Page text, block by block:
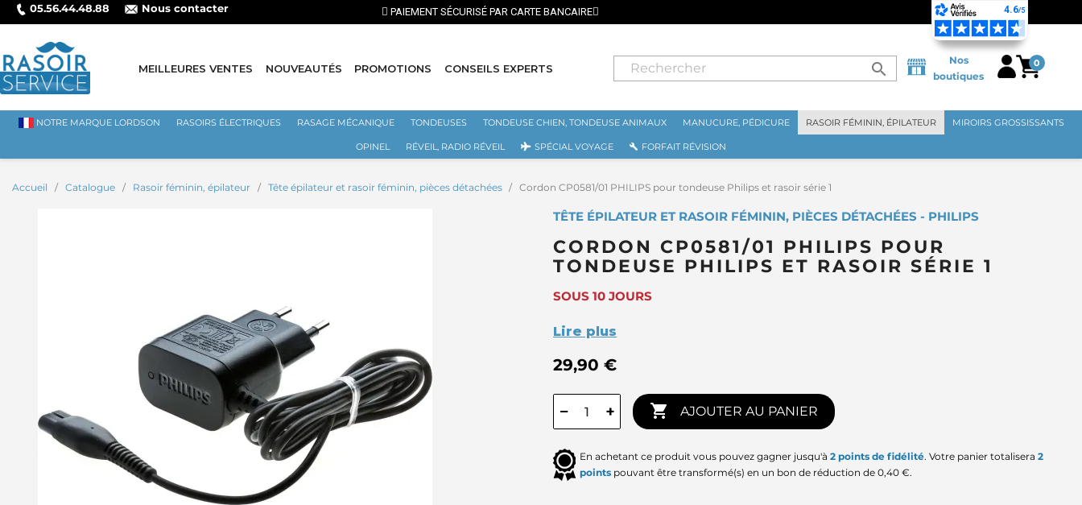
05.56.44.48.88 Nous contacter ⭐ LIVRAISON GRATUITE EN FRANCE MÉTROPOLITAINE DÈS 70€ ⭐
MEILLEURES VENTES NOUVEAUTÉS PROMOTIONS CONSEILS EXPERTS search
Nos
boutiques
0
NOTRE MARQUE LORDSON RASOIRS ÉLECTRIQUES RASAGE MÉCANIQUE TONDEUSES TONDEUSE CHIEN, TONDEUSE ANIMAUX MANUCURE, PÉDICURE RASOIR FÉMININ, ÉPILATEUR MIROIRS GROSSISSANTS
OPINEL RÉVEIL, RADIO RÉVEIL SPÉCIAL VOYAGE FORFAIT RÉVISION
Accueil Catalogue Rasoir féminin, épilateur Tête épilateur et rasoir féminin, pièces détachées Cordon CP0581/01 PHILIPS pour tondeuse Philips et rasoir série 1
TÊTE ÉPILATEUR ET RASOIR FÉMININ, PIÈCES DÉTACHÉES - PHILIPS
CORDON CP0581/01 PHILIPS POUR
TONDEUSE PHILIPS ET RASOIR SÉRIE 1
SOUS 10 JOURS
Lire plus
29,90 €
− +  AJOUTER AU PANIER
En achetant ce produit vous pouvez gagner jusqu'à 2 points de fidélité. Votre panier totalisera 2
points pouvant être transformé(s) en un bon de réduction de 0,40 €.